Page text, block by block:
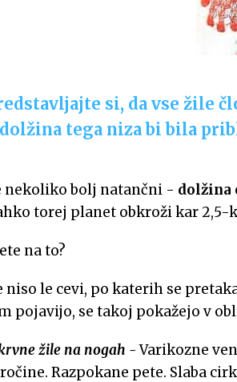
si, da vse žile
tega niza bi bila
nekoliko bolj natančni - dolžina
torej planet obkroži kar 2,5-
na to?
niso le cevi, po katerih se
pojavijo, se takoj pokažejo v
žile na nogah -Varikozne
Razpokane pete. Slaba